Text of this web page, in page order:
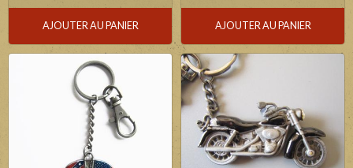
AJOUTER AU PANIER AJOUTER AU PANIER